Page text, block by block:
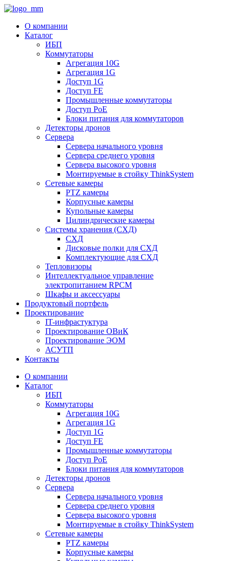
О компании
Каталог
ИБП
Коммутаторы
Агрегация 10G
Агрегация 1G
Доступ 1G
Доступ FE
Промышленные коммутаторы
Доступ PoE
Блоки питания для коммутаторов
Детекторы дронов
Сервера
Сервера начального уровня
Сервера среднего уровня
Сервера высокого уровня
Монтируемые в стойку ThinkSystem
Сетевые камеры
PTZ камеры
Корпусные камеры
Купольные камеры
Цилиндрические камеры
Системы хранения (СХД)
СХД
Дисковые полки для СХД
Комплектующие для СХД
Тепловизоры
Интеллектуальное управление
электропитанием RPCM
Шкафы и аксессуары
Продуктовый портфель
Проектирование
IT-инфрастуктура
Проектирование ОВиК
Проектирование ЭОМ
АСУТП
Контакты
О компании
Каталог
ИБП
Коммутаторы
Агрегация 10G
Агрегация 1G
Доступ 1G
Доступ FE
Промышленные коммутаторы
Доступ PoE
Блоки питания для коммутаторов
Детекторы дронов
Сервера
Сервера начального уровня
Сервера среднего уровня
Сервера высокого уровня
Монтируемые в стойку ThinkSystem
Сетевые камеры
PTZ камеры
Корпусные камеры